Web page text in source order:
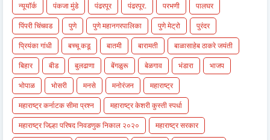
न्यूयॉर्क
पंकजा मुंडे पंढरपूर पंढरपूर. परभणी
पालघर
पिंपरी चिंचवड
पुणे पुणे महानगरपालिका पुणे मेट्रो
पुरंदर
प्रियंका गांधी
बच्चू कडू बातमी बारामती
बाळासाहेब ठाकरे जयंती
बिहार
बीड बुलढाणा बेंगळुरू बेळगाव भंडारा
भाजप
भोपाळ
भोसरी मनसे मनोरंजन
महाराष्ट्र
महाराष्ट्र कर्नाटक सीमा प्रश्न
महाराष्ट्र केशरी कुस्ती स्पर्धा
महाराष्ट्र जिल्हा परिषद निवडणुक निकाल २०२०
महाराष्ट्र सरकार